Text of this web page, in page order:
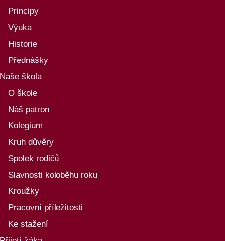
Principy
Výuka
Historie
Přednášky
Naše škola
O škole
Náš patron
Kolegium
Kruh důvěry
Spolek rodičů
Slavnosti koloběhu roku
Kroužky
Pracovní příležitosti
Ke stažení